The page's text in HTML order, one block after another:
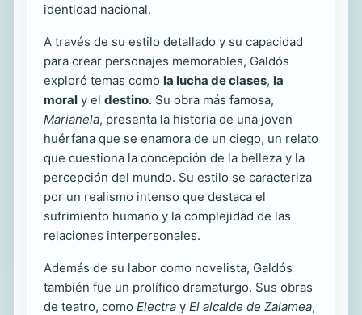
identidad nacional.
A través de su estilo detallado y su capacidad
para crear personajes memorables, Galdós
exploró temas como la lucha de clases, la
moral y el destino. Su obra más famosa,
Marianela, presenta la historia de una joven
huérfana que se enamora de un ciego, un relato
que cuestiona la concepción de la belleza y la
percepción del mundo. Su estilo se caracteriza
por un realismo intenso que destaca el
sufrimiento humano y la complejidad de las
relaciones interpersonales.
Además de su labor como novelista, Galdós
también fue un prolífico dramaturgo. Sus obras
de teatro, como Electra y El alcalde de Zalamea,